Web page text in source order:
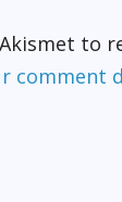
to
comment